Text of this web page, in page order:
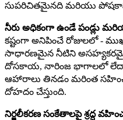
సుపరిచితమైనది మరియు
నీరు అధికంగా ఉండే పండ్లు
కష్టంగా అనిపించే రోజులలో -
సాధారణమైన నీటిని
దోసకాయ, నారింజ భాగాలలో లేదా
ఆహారాలు తినడం మరింత
దోహదం చేస్తుంది.
నిర్జలీకరణ సంకేతాలపై శ్రద్ధ